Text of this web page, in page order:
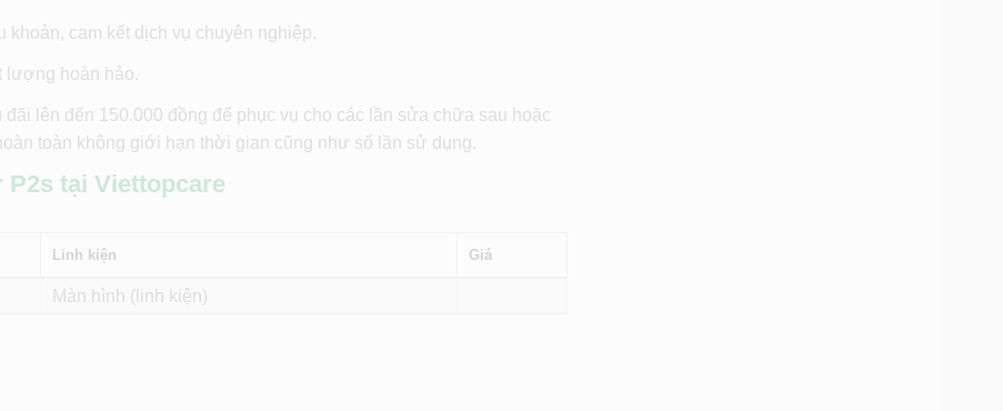
cam kết dịch vụ chuyên nghiệp.
lượng hoàn hảo.
lên đến 150.000 đồng để phục vụ cho các lần sửa chữa sau hoặc
toàn không giới hạn thời gian cũng như số lần sử dụng.
P2s tại Viettopcare
Linh kiện Giá
Màn hình (linh kiện)